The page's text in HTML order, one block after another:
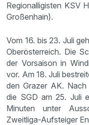
Regionalligisten KSV
Großenhain).
Vom 16. bis 23. Juli
Oberösterreich. Die
der Vorsaison in
vor. Am 18. Juli
den Grazer AK.
die SGD am 25. Juli
Minuten unter
Zweitliga-Aufsteiger